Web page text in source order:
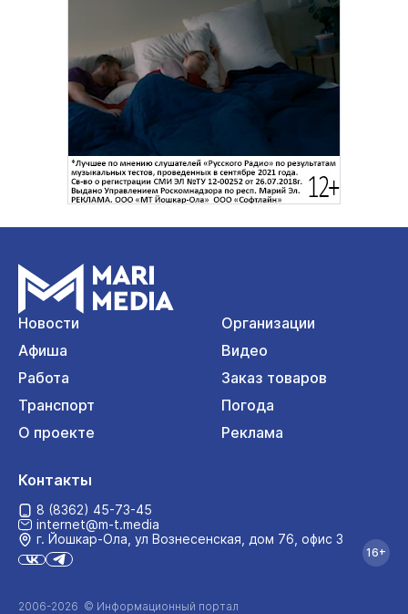
Новости
Организации
Афиша
Видео
Работа
Заказ товаров
Транспорт
Погода
О проекте
Реклама
2006-2026 © Информационный портал
Контакты
8 (8362) 45-73-45
internet@m-t.media
г. Йошкар‑Ола, ул Вознесенская, дом 76, офис 3
16+